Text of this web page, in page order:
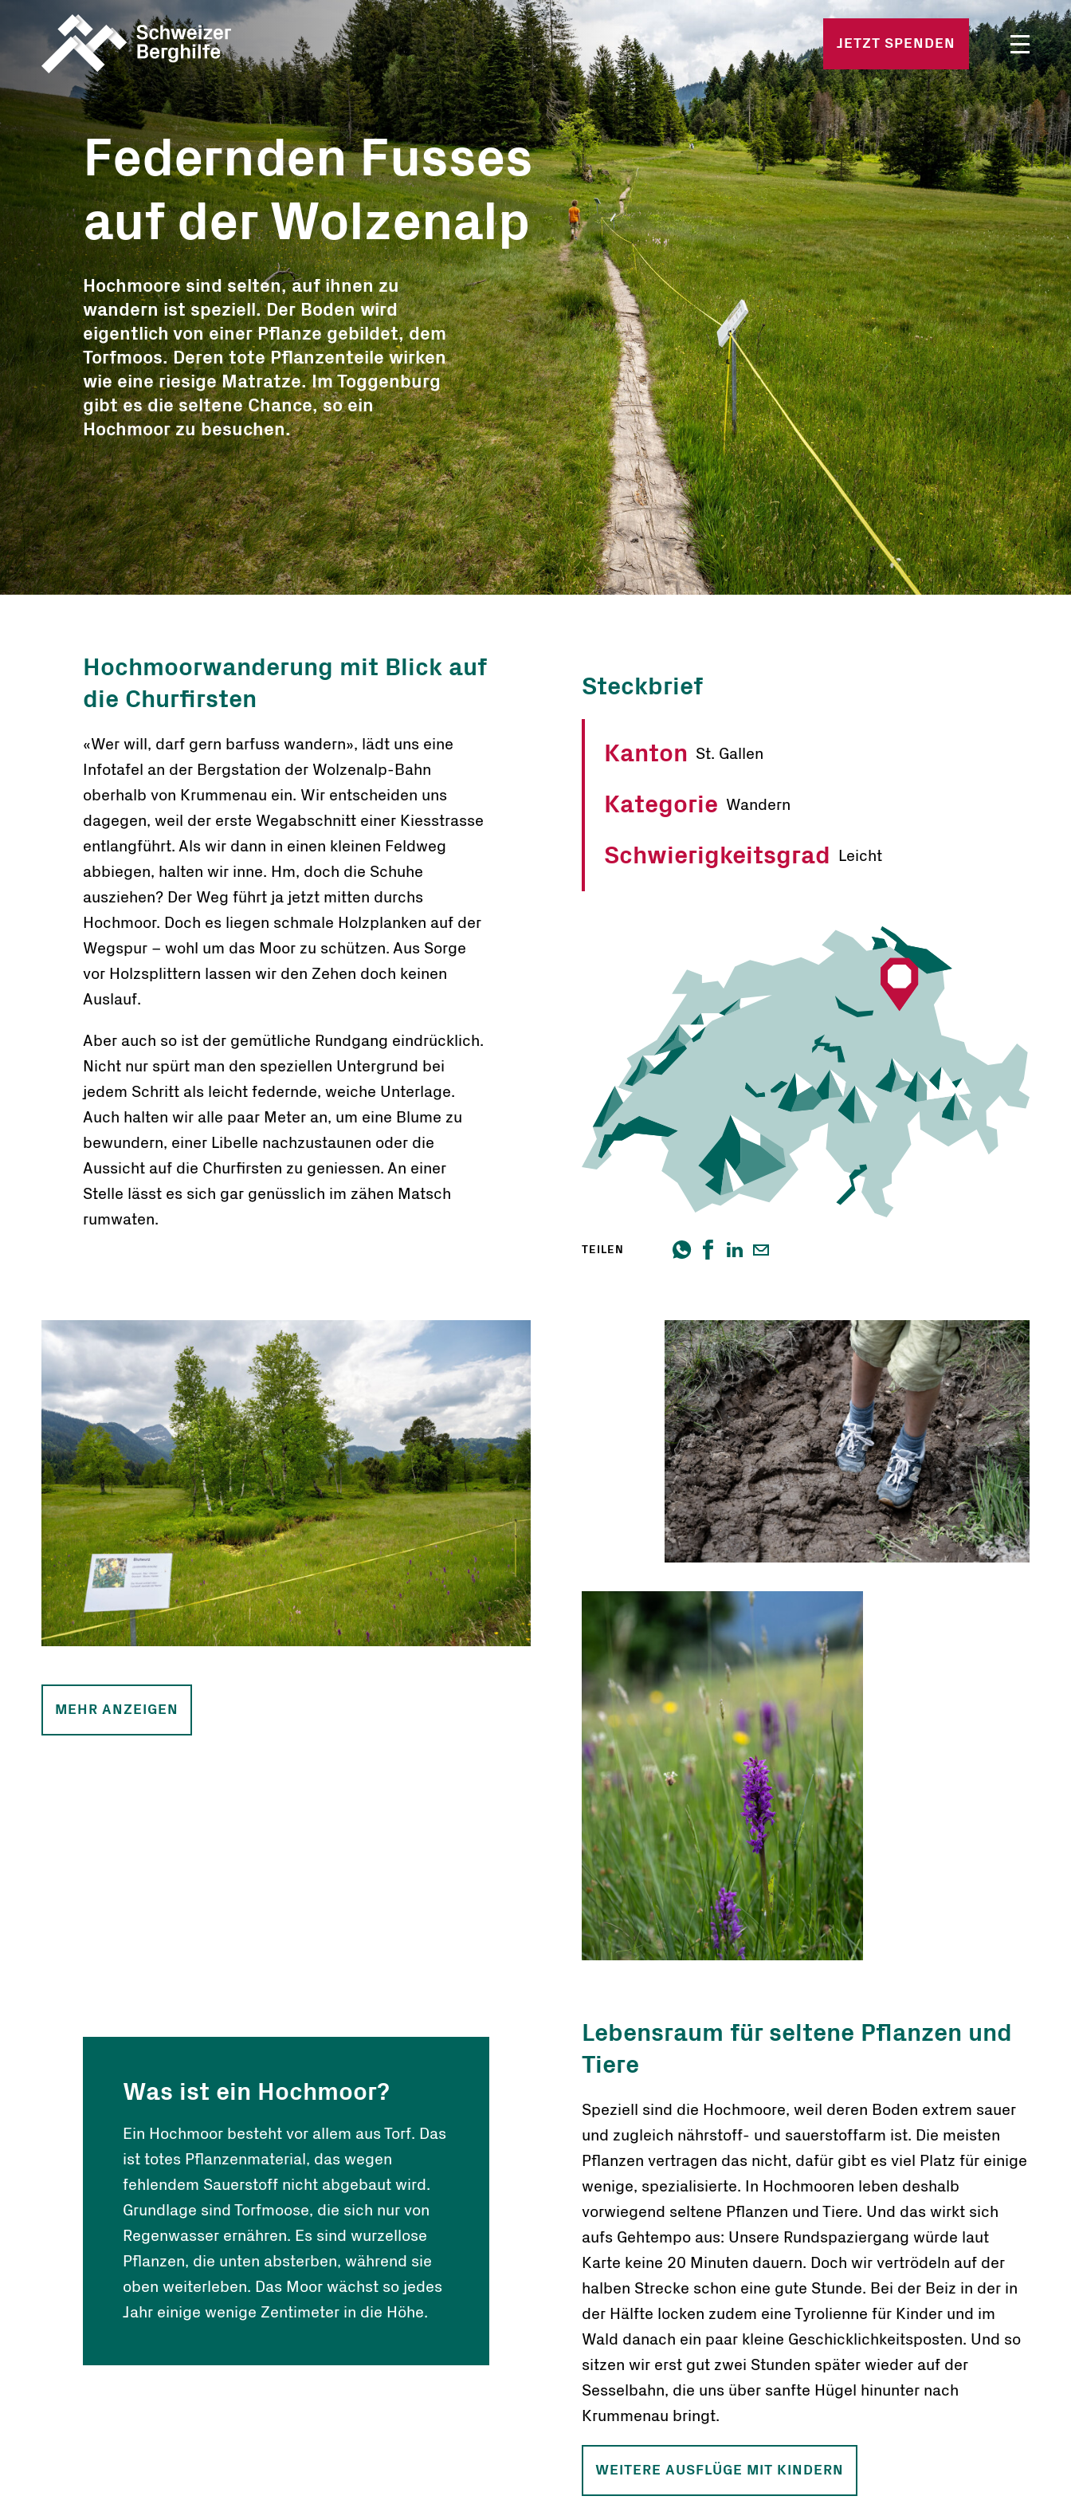
Was wir tun
Geschichten
Berghilfe unterwegs
Was Sie tun
können
Allgemeine Spende
Ereignisspende
Monatsprojekte
Projektspende
Trauerspende
Erbschaft, Legat
und Fonds
Freiwillige
Arbeitseinsätze
Bergwärts Touren
Berggenuss
Rezepte
Gesuche
Gesuch einreichen
Landwirtschaft
Tourismus
Gewerbe
Wald und Holz
Energie
Bildung
Nothilfe
Über uns
Organisation
Stiftungsrat
Expertinnen und
Experten
Geschäftsstelle
Partner
Publikationen
Medien
Offene Stellen
Häufige Fragen
JETZT SPENDEN
Federnden Fusses
auf der Wolzenalp
Hochmoore sind selten, auf ihnen zu
wandern ist speziell. Der Boden wird
eigentlich von einer Pflanze gebildet, dem
Torfmoos. Deren tote Pflanzenteile wirken
wie eine riesige Matratze. Im Toggenburg
gibt es die seltene Chance, so ein
Hochmoor zu besuchen.
Hochmoorwanderung mit Blick auf
die Churfirsten
«Wer will, darf gern barfuss wandern», lädt uns eine
Infotafel an der Bergstation der Wolzenalp-Bahn
oberhalb von Krummenau ein. Wir entscheiden uns
dagegen, weil der erste Wegabschnitt einer Kiesstrasse
entlangführt. Als wir dann in einen kleinen Feldweg
abbiegen, halten wir inne. Hm, doch die Schuhe
ausziehen? Der Weg führt ja jetzt mitten durchs
Hochmoor. Doch es liegen schmale Holzplanken auf der
Wegspur – wohl um das Moor zu schützen. Aus Sorge
vor Holzsplittern lassen wir den Zehen doch keinen
Auslauf.
Aber auch so ist der gemütliche Rundgang eindrücklich.
Nicht nur spürt man den speziellen Untergrund bei
jedem Schritt als leicht federnde, weiche Unterlage.
Auch halten wir alle paar Meter an, um eine Blume zu
bewundern, einer Libelle nachzustaunen oder die
Aussicht auf die Churfirsten zu geniessen. An einer
Stelle lässt es sich gar genüsslich im zähen Matsch
rumwaten.
Steckbrief
Kanton St. Gallen
Kategorie Wandern
Schwierigkeitsgrad Leicht
TEILEN
MEHR ANZEIGEN
Lebensraum für seltene Pflanzen und
Tiere
Speziell sind die Hochmoore, weil deren Boden extrem sauer
und zugleich nährstoff- und sauerstoffarm ist. Die meisten
Pflanzen vertragen das nicht, dafür gibt es viel Platz für einige
wenige, spezialisierte. In Hochmooren leben deshalb
vorwiegend seltene Pflanzen und Tiere. Und das wirkt sich
aufs Gehtempo aus: Unsere Rundspaziergang würde laut
Karte keine 20 Minuten dauern. Doch wir vertrödeln auf der
halben Strecke schon eine gute Stunde. Bei der Beiz in der in
der Hälfte locken zudem eine Tyrolienne für Kinder und im
Wald danach ein paar kleine Geschicklichkeitsposten. Und so
sitzen wir erst gut zwei Stunden später wieder auf der
Sesselbahn, die uns über sanfte Hügel hinunter nach
Krummenau bringt.
WEITERE AUSFLÜGE MIT KINDERN
Was ist ein Hochmoor?
Ein Hochmoor besteht vor allem aus Torf. Das
ist totes Pflanzenmaterial, das wegen
fehlendem Sauerstoff nicht abgebaut wird.
Grundlage sind Torfmoose, die sich nur von
Regenwasser ernähren. Es sind wurzellose
Pflanzen, die unten absterben, während sie
oben weiterleben. Das Moor wächst so jedes
Jahr einige wenige Zentimeter in die Höhe.